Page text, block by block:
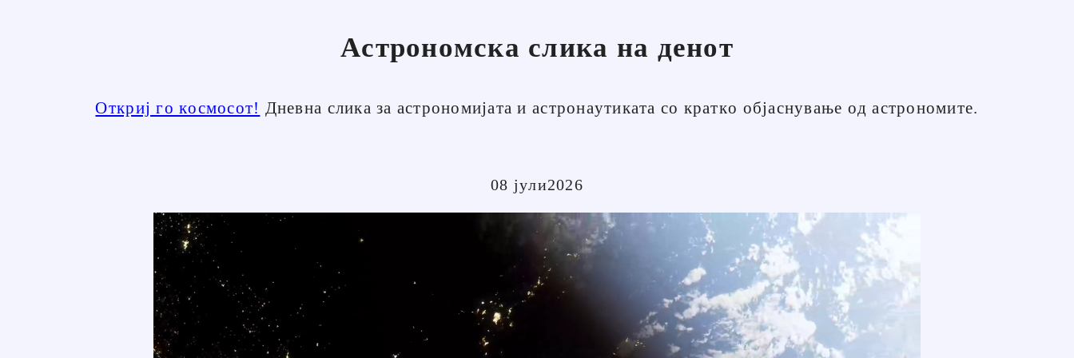
Астрономска слика на денот
Откриј го космосот! Дневна слика за астрономијата и астронаутиката со кратко објаснување од астрономите.
08 јули2026